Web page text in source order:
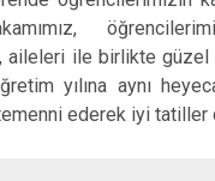
Sarıyer
Şile
Silivri
Şişli
aileleri ile birlikte
yılına aynı
ederek iyi tatiller